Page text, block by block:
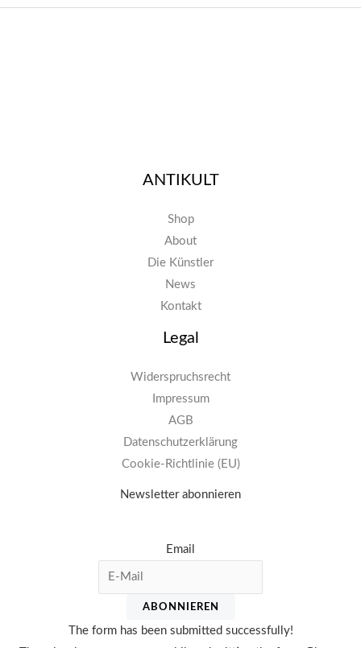
ANTIKULT
Shop
About
Die Künstler
News
Kontakt
Legal
Widerspruchsrecht
Impressum
AGB
Datenschutzerklärung
Cookie-Richtlinie (EU)
Newsletter abonnieren
Email
ABONNIEREN
The form has been submitted successfully!